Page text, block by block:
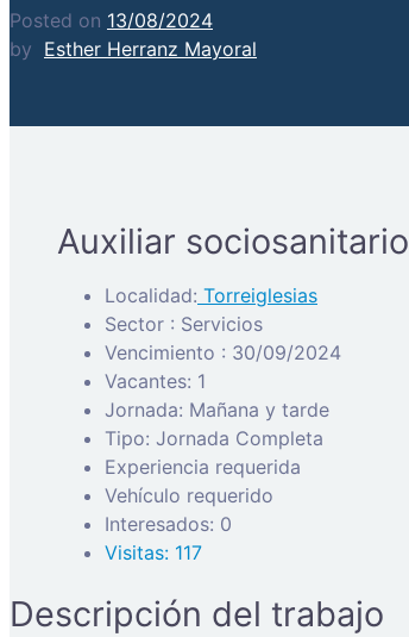
Posted on 13/08/2024
by Esther Herranz Mayoral
Auxiliar sociosanitario
Localidad: Torreiglesias
Sector : Servicios
Vencimiento : 30/09/2024
Vacantes: 1
Jornada: Mañana y tarde
Tipo: Jornada Completa
Experiencia requerida
Vehículo requerido
Interesados: 0
Visitas: 117
Descripción del trabajo